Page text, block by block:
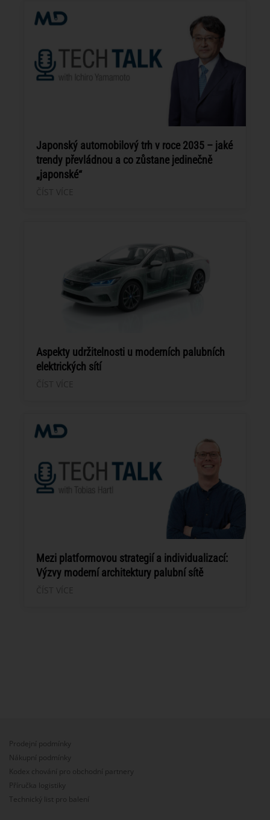
Japonský automobilový trh v roce 2035 – jaké
trendy převládnou a co zůstane jedinečně
„japonské“
Aspekty udržitelnosti u moderních palubních
elektrických sítí
Mezi platformovou strategií a individualizací:
Výzvy moderní architektury palubní sítě
Prodejní podmínky
Nákupní podmínky
Kodex chování pro obchodní partnery
Příručka logistiky
Technický list pro balení